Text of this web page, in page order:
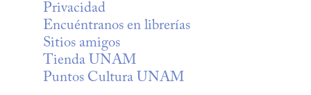
Privacidad
Encuéntranos en librerías
Sitios amigos
Tienda UNAM
Puntos Cultura UNAM